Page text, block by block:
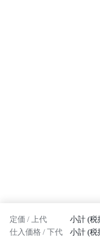
定価 / 上代 小計 (税
仕入価格 / 下代 小計 (税